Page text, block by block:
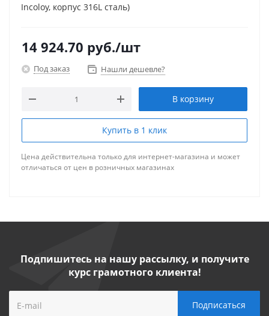
Incoloy, корпус 316L сталь)
14 924.70 руб./шт
Под заказ Нашли дешевле?
В корзину
Купить в 1 клик
Цена действительна только для интернет-магазина и может
отличаться от цен в розничных магазинах
Подпишитесь на нашу рассылку, и получите
курс грамотного клиента!